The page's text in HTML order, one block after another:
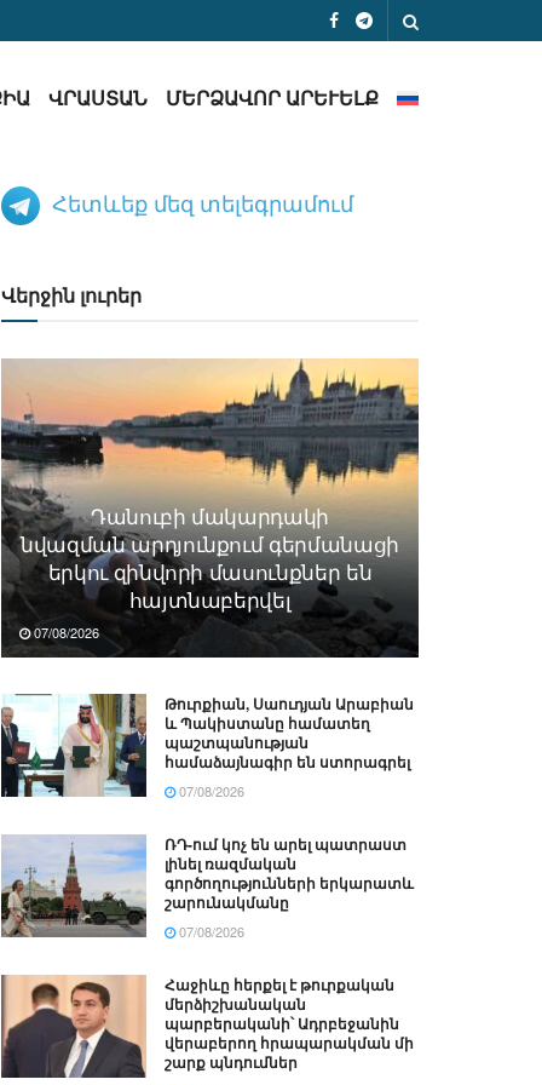
ՎՐԱՍՏԱՆ ՄԵՐՁԱՎՈՐ ԱՐԵՒԵԼՔ
Հետևեք մեզ տելեգրամում
Վերջին լուրեր
Դանուբի մակարդակի
նվազման արդյունքում գերմանացի
երկու զինվորի մասունքներ են
հայտնաբերվել
07/08/2026
Թուրքիան, Սաուդյան Արաբիան
և Պակիստանը համատեղ
պաշտպանության
համաձայնագիր են ստորագրել
07/08/2026
ՌԴ-ում կոչ են արել պատրաստ
լինել ռազմական
գործողությունների երկարատև
շարունակմանը
07/08/2026
Հաջիևը հերքել է թուրքական
մերձիշխանական
պարբերականի՝ Ադրբեջանին
վերաբերող հրապարակման մի
շարք պնդումներ